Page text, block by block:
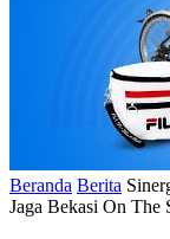
Beranda Berita
Jaga Bekasi On The